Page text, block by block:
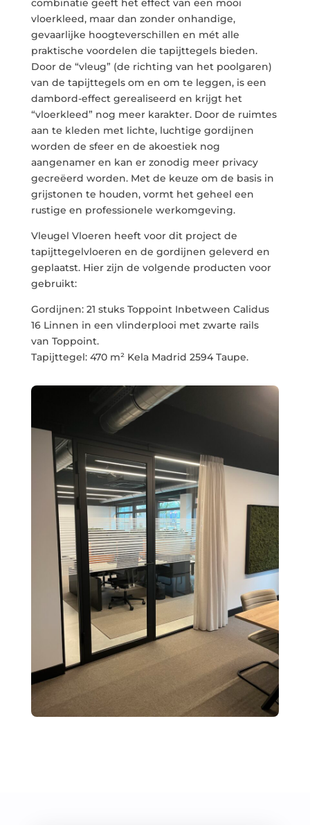
combinatie geeft het effect van een mooi
vloerkleed, maar dan zonder onhandige,
gevaarlijke hoogteverschillen en mét alle
praktische voordelen die tapijttegels bieden.
Door de “vleug” (de richting van het poolgaren)
van de tapijttegels om en om te leggen, is een
dambord-effect gerealiseerd en krijgt het
“vloerkleed” nog meer karakter. Door de ruimtes
aan te kleden met lichte, luchtige gordijnen
worden de sfeer en de akoestiek nog
aangenamer en kan er zonodig meer privacy
gecreëerd worden. Met de keuze om de basis in
grijstonen te houden, vormt het geheel een
rustige en professionele werkomgeving.
Vleugel Vloeren heeft voor dit project de
tapijttegelvloeren en de gordijnen geleverd en
geplaatst. Hier zijn de volgende producten voor
gebruikt:
Gordijnen: 21 stuks Toppoint Inbetween Calidus
16 Linnen in een vlinderplooi met zwarte rails
van Toppoint.
Tapijttegel: 470 m² Kela Madrid 2594 Taupe.